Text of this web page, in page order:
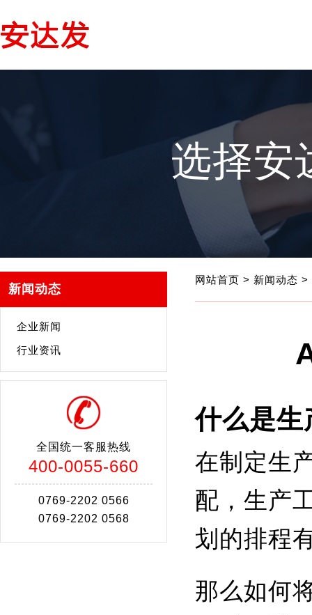
选择安
新闻动态
企业新闻
行业资讯
全国统一客服热线
400-0055-660
0769-2202 0566
0769-2202 0568
网站首页 > 新闻动态 >
什么是生
在制定生
配，生产
划的排程
那么如何